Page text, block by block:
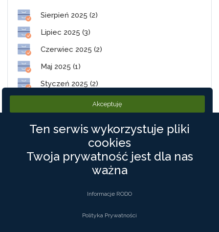
Sierpień 2025 (2)
Lipiec 2025 (3)
Czerwiec 2025 (2)
Maj 2025 (1)
Styczeń 2025 (2)
PolneDrogi.pl
Polityka Prywatności
Akceptuję
Ten serwis wykorzystuje pliki
cookies
Twoja prywatność jest dla nas
ważna
Informacje RODO
Polityka Prywatności